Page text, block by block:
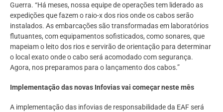
Guerra. “Há meses, nossa equipe de operações tem liderado as
expedições que fazem o raio-x dos rios onde os cabos serão
instalados. As embarcações são transformadas em laboratórios
flutuantes, com equipamentos sofisticados, como sonares, que
mapeiam o leito dos rios e servirão de orientação para determinar
o local exato onde o cabo será acomodado com segurança.
Agora, nos preparamos para o lançamento dos cabos.”
Implementação das novas Infovias vai começar neste mês
A implementação das infovias de responsabilidade da EAF será